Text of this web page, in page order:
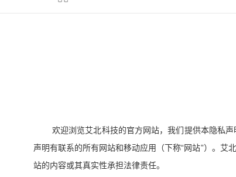
欢迎浏览艾北科技的官方网站，我们提供本隐私
声明有联系的所有网站和移动应用（下称“ 网站”）。艾
站的内容或其真实性承担法律责任。